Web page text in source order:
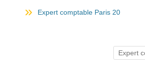
Expert comptable Paris 20
Expert